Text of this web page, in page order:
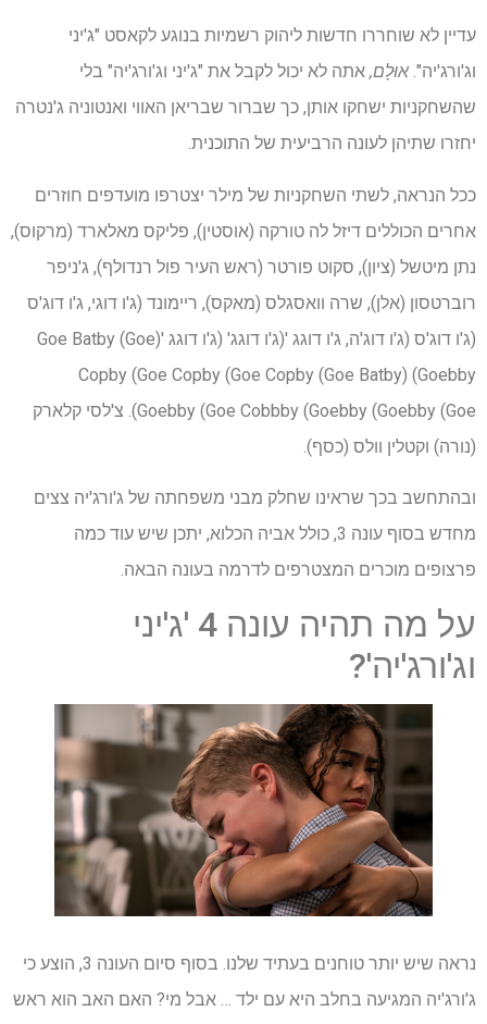
עדיין לא שוחררו חדשות ליהוק רשמיות בנוגע לקאסט "ג'יני
וג'ורג'יה". אוּלָם, אתה לא יכול לקבל את "ג'יני וג'ורג'יה" בלי
שהשחקניות ישחקו אותן, כך שברור שבריאן האווי ואנטוניה ג'נטרה
יחזרו שתיהן לעונה הרביעית של התוכנית.
ככל הנראה, לשתי השחקניות של מילר יצטרפו מועדפים חוזרים
אחרים הכוללים דיזל לה טורקה (אוסטין), פליקס מאלארד (מרקוס),
נתן מיטשל (ציון), סקוט פורטר (ראש העיר פול רנדולף), ג'ניפר
רוברטסון (אלן), שרה וואסגלס (מאקס), ריימונד (ג'ו דוגי, ג'ו דוג'ס
(ג'ו דוג'ס (ג'ו דוג'ה, ג'ו דוגג '(ג'ו דוגג' (ג'ו דוגג '(Goe Batby (Goe
Copby (Goe Copby (Goe Copby (Goe Batby) (Goebby
(Goebby (Goe Cobbby (Goebby (Goebby (Goe. צ'לסי קלארק
(נורה) וקטלין וולס (כסף).
ובהתחשב בכך שראינו שחלק מבני משפחתה של ג'ורג'יה צצים
מחדש בסוף עונה 3, כולל אביה הכלוא, יתכן שיש עוד כמה
פרצופים מוכרים המצטרפים לדרמה בעונה הבאה.
על מה תהיה עונה 4 'ג'יני
וג'ורג'יה'?
נראה שיש יותר טוחנים בעתיד שלנו. בסוף סיום העונה 3, הוצע כי
ג'ורג'יה המגיעה בחלב היא עם ילד … אבל מי? האם האב הוא ראש